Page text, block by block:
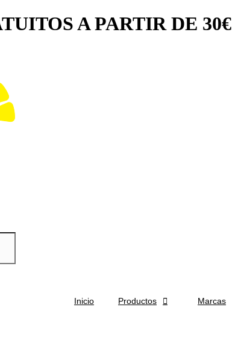
A PARTIR DE 30€
Inicio Productos  Marcas